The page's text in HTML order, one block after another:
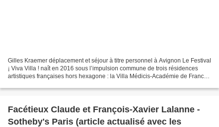
Gilles Kraemer déplacement et séjour à titre personnel à Avignon Le Festival
¡ Viva Villa ! naît en 2016 sous l’impulsion commune de trois résidences
artistiques françaises hors hexagone : la Villa Médicis-Académie de France
Facétieux Claude et François-Xavier Lalanne -
Sotheby's Paris (article actualisé avec les